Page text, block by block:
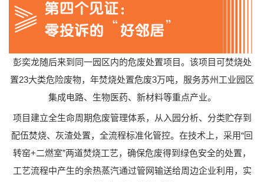
彭奕龙随后来到同一园区内的危废处置项目。该项目可焚烧处
置23大类危险废物，年焚烧处置危废3万吨，服务苏州工业园区
集成电路、生物医药、新材料等重点产业。
项目建立全生命周期危废管理体系，从入园分析、分类贮存到
配伍焚烧、灰渣处置，全流程标准化管控。在技术上，采用“回
转窑+二燃室”两道焚烧工艺，确保危废得到绿色安全的处置，
工艺流程中产生的余热蒸汽通过管网输送给周边企业利用，实